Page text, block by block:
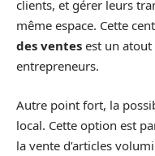
clients, et gérer leurs
même espace. Cette
des ventes est un
entrepreneurs.
Autre point fort, la
local. Cette option est
la vente d’articles